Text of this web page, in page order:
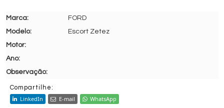
FORD
Escort Zetez
Compartilhe:
LinkedIn E-mail WhatsApp